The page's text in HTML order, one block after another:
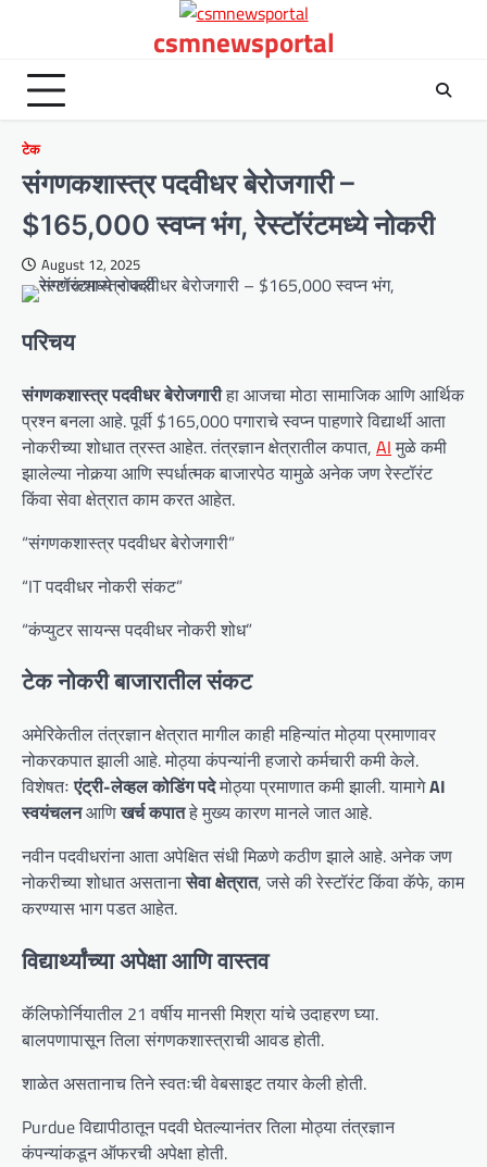
csmnewsportal
टेक
संगणकशास्त्र पदवीधर बेरोजगारी –
$165,000 स्वप्न भंग, रेस्टॉरंटमध्ये नोकरी
August 12, 2025
परिचय
संगणकशास्त्र पदवीधर बेरोजगारीहा आजचा मोठा सामाजिक आणि आर्थिक
प्रश्न बनला आहे. पूर्वी $165,000 पगाराचे स्वप्न पाहणारे विद्यार्थी आता
नोकरीच्या शोधात त्रस्त आहेत. तंत्रज्ञान क्षेत्रातील कपात, AIमुळे कमी
झालेल्या नोकर्‍या आणि स्पर्धात्मक बाजारपेठ यामुळे अनेक जण रेस्टॉरंट
किंवा सेवा क्षेत्रात काम करत आहेत.
“संगणकशास्त्र पदवीधर बेरोजगारी”
“IT पदवीधर नोकरी संकट”
“कंप्युटर सायन्स पदवीधर नोकरी शोध”
टेक नोकरी बाजारातील संकट
अमेरिकेतील तंत्रज्ञान क्षेत्रात मागील काही महिन्यांत मोठ्या प्रमाणावर
नोकरकपात झाली आहे. मोठ्या कंपन्यांनी हजारो कर्मचारी कमी केले.
विशेषतःएंट्री-लेव्हल कोडिंग पदेमोठ्या प्रमाणात कमी झाली. यामागेAI
स्वयंचलनआणिखर्च कपातहे मुख्य कारण मानले जात आहे.
नवीन पदवीधरांना आता अपेक्षित संधी मिळणे कठीण झाले आहे. अनेक जण
नोकरीच्या शोधात असतानासेवा क्षेत्रात, जसे की रेस्टॉरंट किंवा कॅफे, काम
करण्यास भाग पडत आहेत.
विद्यार्थ्यांच्या अपेक्षा आणि वास्तव
कॅलिफोर्नियातील 21 वर्षीय मानसी मिश्रा यांचे उदाहरण घ्या.
बालपणापासून तिला संगणकशास्त्राची आवड होती.
शाळेत असतानाच तिने स्वतःची वेबसाइट तयार केली होती.
Purdue विद्यापीठातून पदवी घेतल्यानंतर तिला मोठ्या तंत्रज्ञान
कंपन्यांकडून ऑफरची अपेक्षा होती.